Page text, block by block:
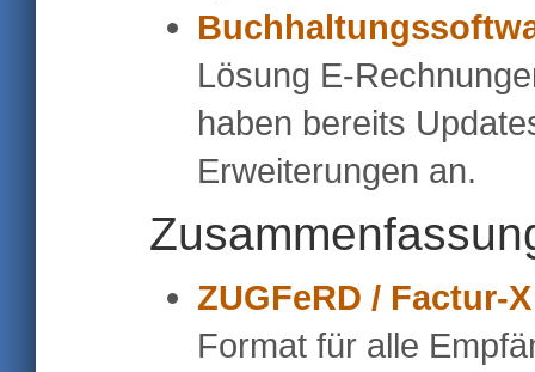
Lösung E-
haben bereits
Erweiterungen an.
ZUGFeRD / Factur-X
Format für alle